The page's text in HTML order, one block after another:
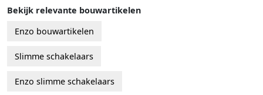
Bekijk relevante bouwartikelen
Enzo bouwartikelen
Slimme schakelaars
Enzo slimme schakelaars